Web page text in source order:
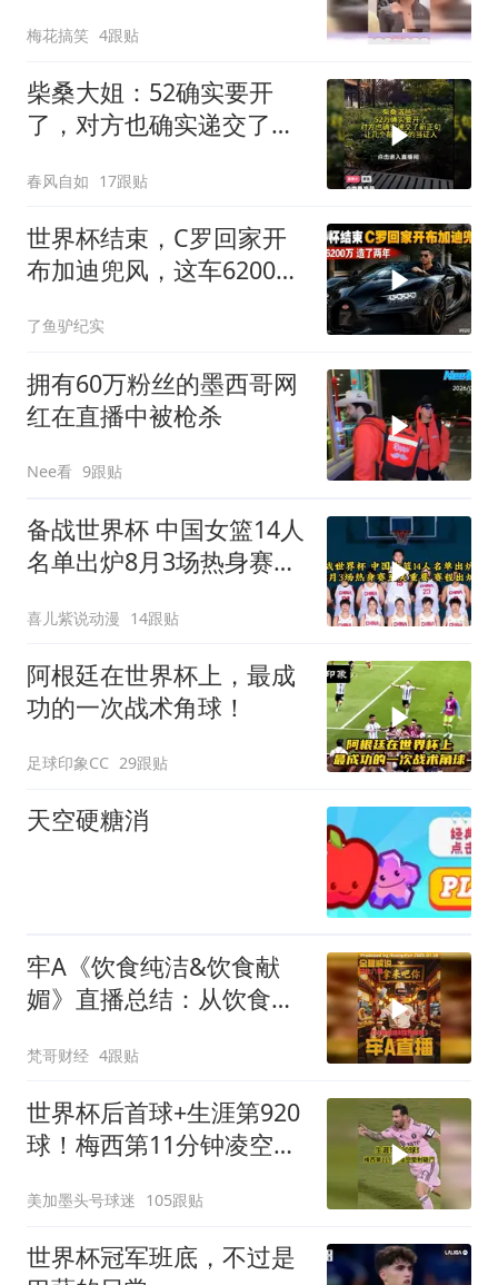
梅花搞笑 4跟贴
柴桑大姐：52确实要开
了，对方也确实递交了新
春风自如 17跟贴
世界杯结束，C罗回家开
布加迪兜风，这车6200
了鱼驴纪实
拥有60万粉丝的墨西哥网
红在直播中被枪杀
Nee看 9跟贴
备战世界杯 中国女篮14人
名单出炉8月3场热身赛至
喜儿紫说动漫 14跟贴
阿根廷在世界杯上，最成
功的一次战术角球！
足球印象CC 29跟贴
天空硬糖消
牢A《饮食纯洁&饮食献
媚》直播总结：从饮食开
梵哥财经 4跟贴
世界杯后首球+生涯第920
球！梅西第11分钟凌空垫
美加墨头号球迷 105跟贴
世界杯冠军班底，不过是